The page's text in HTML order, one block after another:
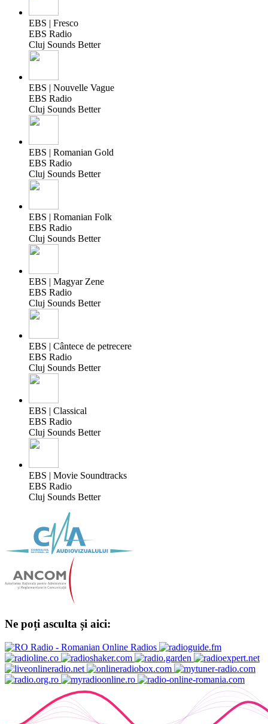
EBS | Fresco
EBS Radio
Cluj Sounds Better
EBS | Nouvelle Vague
EBS Radio
Cluj Sounds Better
EBS | Romanian Gold
EBS Radio
Cluj Sounds Better
EBS | Romanian Folk
EBS Radio
Cluj Sounds Better
EBS | Magyar Zene
EBS Radio
Cluj Sounds Better
EBS | Cântece de petrecere
EBS Radio
Cluj Sounds Better
EBS | Classical
EBS Radio
Cluj Sounds Better
EBS | Movie Soundtracks
EBS Radio
Cluj Sounds Better
Ne poți asculta și aici: